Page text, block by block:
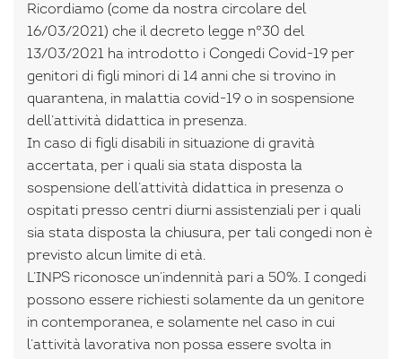
Ricordiamo (come da nostra circolare del
16/03/2021) che il decreto legge n°30 del
13/03/2021 ha introdotto i Congedi Covid-19 per
genitori di figli minori di 14 anni che si trovino in
quarantena, in malattia covid-19 o in sospensione
dell’attività didattica in presenza.
In caso di figli disabili in situazione di gravità
accertata, per i quali sia stata disposta la
sospensione dell’attività didattica in presenza o
ospitati presso centri diurni assistenziali per i quali
sia stata disposta la chiusura, per tali congedi non è
previsto alcun limite di età.
L’INPS riconosce un’indennità pari a 50%. I congedi
possono essere richiesti solamente da un genitore
in contemporanea, e solamente nel caso in cui
l’attività lavorativa non possa essere svolta in